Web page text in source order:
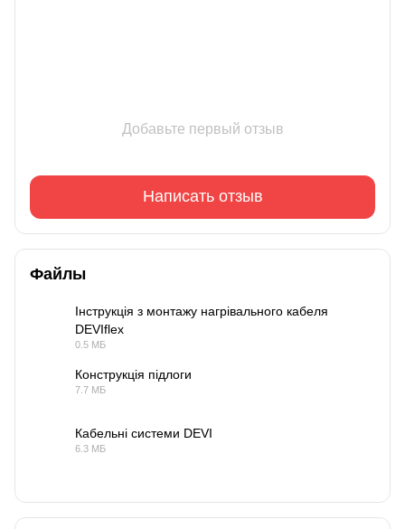
Добавьте первый отзыв
Написать отзыв
Файлы
Інструкція з монтажу нагрівального кабеля
DEVIflex
0.5 МБ
Конструкція підлоги
7.7 МБ
Кабельні системи DEVI
6.3 МБ